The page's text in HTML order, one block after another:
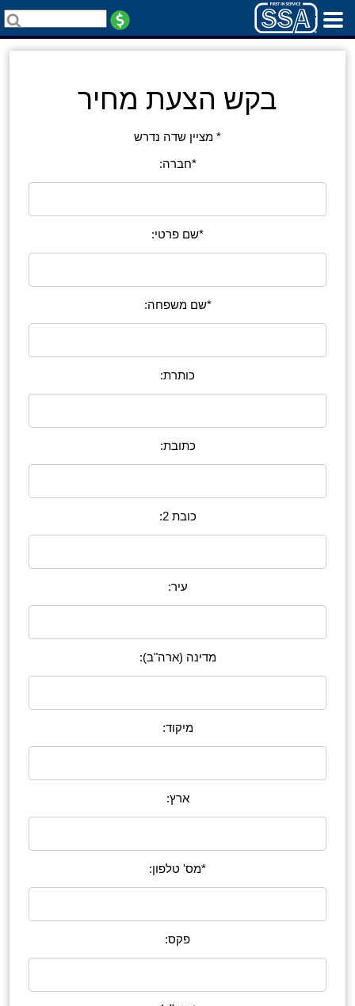
בקש הצעת מחיר
* מציין שדה נדרש
*חברה:
*שם פרטי:
*שם משפחה:
כותרת:
כתובת:
כובת 2:
עיר:
מדינה (ארה"ב):
מיקוד:
ארץ:
*מס' טלפון:
פקס: